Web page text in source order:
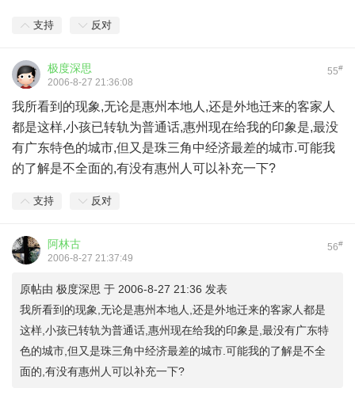
支持 反对
55#
极度深思
2006-8-27 21:36:08
我所看到的现象,无论是惠州本地人,还是外地迁来的客家人
都是这样,小孩已转轨为普通话,惠州现在给我的印象是,最没
有广东特色的城市,但又是珠三角中经济最差的城市.可能我
的了解是不全面的,有没有惠州人可以补充一下?
支持 反对
56#
阿林古
2006-8-27 21:37:49
原帖由 极度深思 于 2006-8-27 21:36 发表
我所看到的现象,无论是惠州本地人,还是外地迁来的客家人都是
这样,小孩已转轨为普通话,惠州现在给我的印象是,最没有广东特
色的城市,但又是珠三角中经济最差的城市.可能我的了解是不全
面的,有没有惠州人可以补充一下?